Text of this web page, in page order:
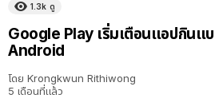
1.3k ดู
Google Play เริ่มเตือนแอปกินแ
Android
โดย Krongkwun Rithiwong
5 เดือนที่แล้ว